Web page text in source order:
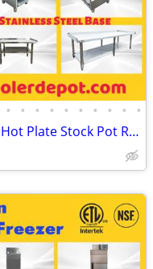
• • • • • • • • • •
Natural Gas Propane LP Electric Hot Plate Stock Pot Range